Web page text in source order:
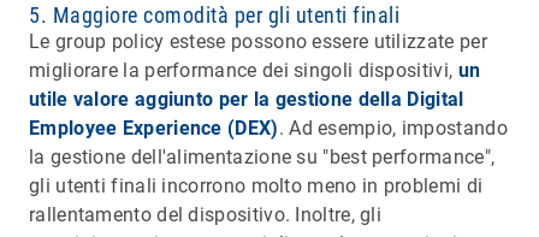
5. Maggiore comodità per gli utenti finali
Le group policy estese possono essere utilizzate per
migliorare la performance dei singoli dispositivi, un
utile valore aggiunto per la gestione della Digital
Employee Experience (DEX). Ad esempio, impostando
la gestione dell'alimentazione su "best performance",
gli utenti finali incorrono molto meno in problemi di
rallentamento del dispositivo. Inoltre, gli